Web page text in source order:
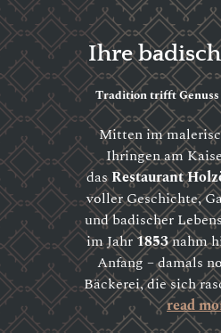
Ihre
Tradition trifft
Mitten im
Ihringen am
dasRestaurant
voller Geschichte,
und badischer
im Jahr1853nahm
Anfang – damals
Bäckerei, die sich
read